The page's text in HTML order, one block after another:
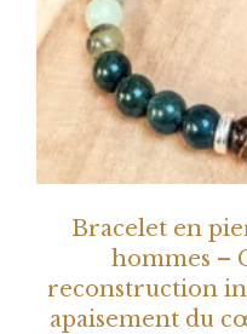
Bracelet en
hommes –
reconstruction
apaisement du